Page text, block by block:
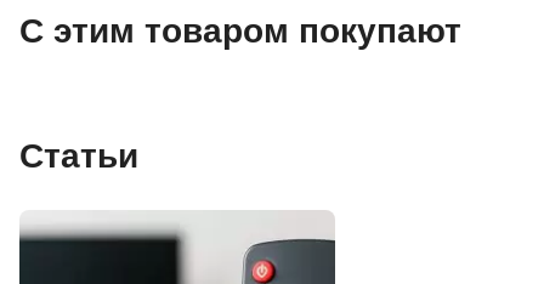
С этим товаром покупают
Статьи